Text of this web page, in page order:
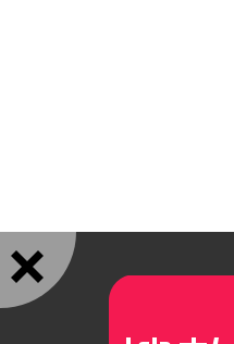
